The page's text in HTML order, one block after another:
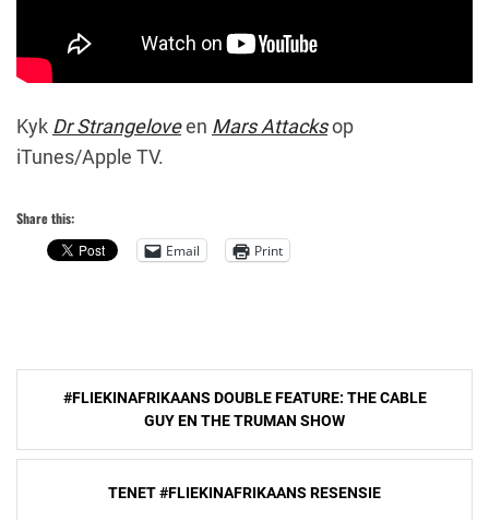
Kyk Dr Strangeloveen Mars Attacksop
iTunes/Apple TV.
Share this:
Email
Print
Post#FLIEKINAFRIKAANS DOUBLE FEATURE: THE CABLE
GUY EN THE TRUMAN SHOW
TENET #FLIEKINAFRIKAANS RESENSIE